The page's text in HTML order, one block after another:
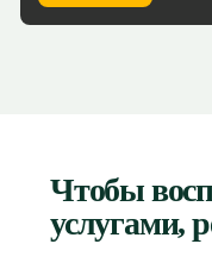
Чтобы
услугами,